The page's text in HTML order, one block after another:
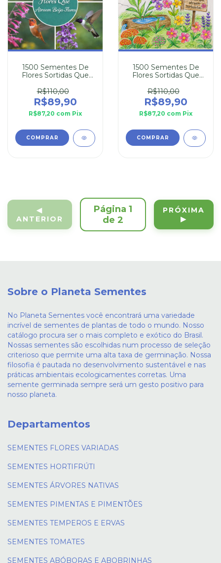
1500 Sementes De
Flores Sortidas Que
R$110,00
R$89,90
R$87,20 com Pix
1500 Sementes De
Flores Sortidas Que
R$110,00
R$89,90
R$87,20 com Pix
◀
ANTERIOR
Página 1
de 2
PRÓXIMA
▶
Sobre o Planeta Sementes
No Planeta Sementes você encontrará uma variedade
incrível de sementes de plantas de todo o mundo. Nosso
catálogo procura ser o mais completo e exótico do Brasil.
Nossas sementes são escolhidas num processo de seleção
criterioso que permite uma alta taxa de germinação. Nossa
filosofia é pautada no desenvolvimento sustentável e nas
práticas ambientais ecologicamentes corretas. Uma
semente germinada sempre será um gesto positivo para
nosso planeta.
Departamentos
SEMENTES FLORES VARIADAS
SEMENTES HORTIFRÚTI
SEMENTES ÁRVORES NATIVAS
SEMENTES PIMENTAS E PIMENTÕES
SEMENTES TEMPEROS E ERVAS
SEMENTES TOMATES
SEMENTES ABÓBORAS E ABOBRINHAS